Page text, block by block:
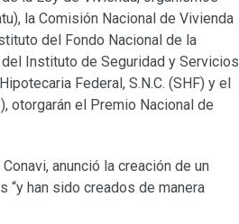
la Comisión Nacional de Vivienda
del Fondo Nacional de la
Instituto de Seguridad y Servicios
Federal, S.N.C. (SHF) y el
otorgarán el Premio Nacional de
anunció la creación de un
“y han sido creados de manera